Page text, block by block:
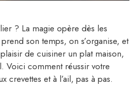
? La magie opère dès les
son temps, on s’organise, et
de cuisiner un plat maison,
Voici comment réussir votre
crevettes et à l’ail, pas à pas.